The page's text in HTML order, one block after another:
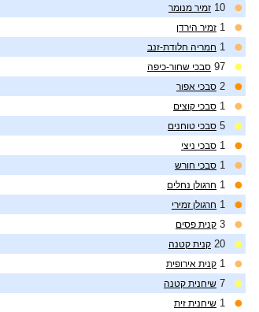
10 זמיר מנומר
1 זמיר הירדן
1 חמריה חלודת-זנב
97 סבכי שחור-כיפה
2 סבכי אפור
1 סבכי קוצים
5 סבכי טוחנים
1 סבכי ניצי
1 סבכי חורש
1 חרגולן נחלים
1 חרגולן זמירי
3 קנית פסים
20 קנית קטנה
1 קנית אירופית
7 שיחנית קטנה
1 שיחנית זית